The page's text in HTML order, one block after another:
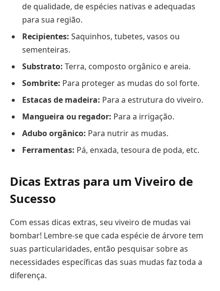
de qualidade, de espécies nativas e adequadas
para sua região.
Recipientes: Saquinhos, tubetes, vasos ou
sementeiras.
Substrato: Terra, composto orgânico e areia.
Sombrite: Para proteger as mudas do sol forte.
Estacas de madeira: Para a estrutura do viveiro.
Mangueira ou regador: Para a irrigação.
Adubo orgânico: Para nutrir as mudas.
Ferramentas: Pá, enxada, tesoura de poda, etc.
Dicas Extras para um Viveiro de
Sucesso
Com essas dicas extras, seu viveiro de mudas vai
bombar! Lembre-se que cada espécie de árvore tem
suas particularidades, então pesquisar sobre as
necessidades específicas das suas mudas faz toda a
diferença.